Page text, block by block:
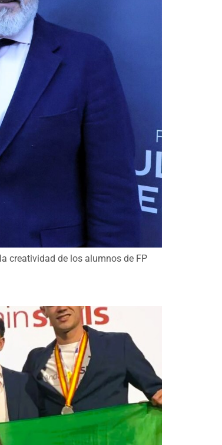
creatividad de los alumnos de FP